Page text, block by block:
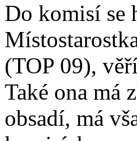
Do komisí se
(TOP 09),
Také ona má
obsadí, má